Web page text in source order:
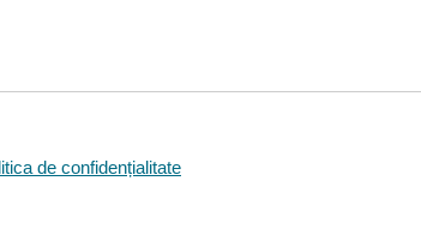
de confidențialitate